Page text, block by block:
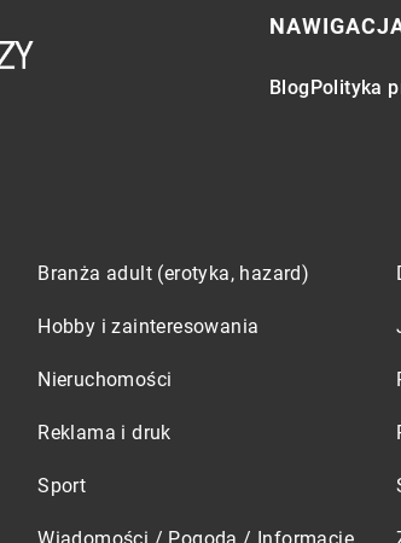
BlogPolityka
Branża adult (erotyka, hazard)
Hobby i zainteresowania
Nieruchomości
Reklama i druk
Sport